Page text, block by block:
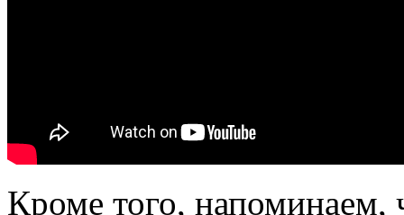
Кроме того, напоминаем,